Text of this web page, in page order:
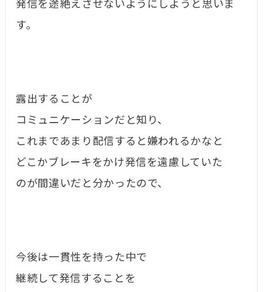
発信を途絶えさせないようにしようと思いま
す。
露出することが
コミュニケーションだと知り、
これまであまり配信すると嫌われるかなと
どこかブレーキをかけ発信を遠慮していた
のが間違いだと分かったので、
今後は一貫性を持った中で
継続して発信することを